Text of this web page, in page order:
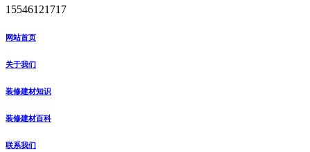
15546121717
网站首页
关于我们
装修建材知识
装修建材百科
联系我们